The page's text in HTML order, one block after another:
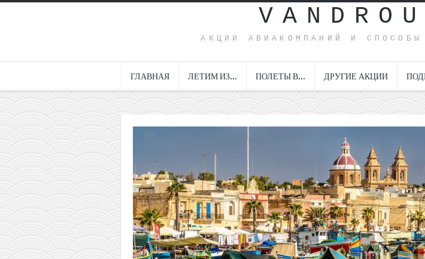
АКЦИИ АВИАКОМПАНИЙ И
ГЛАВНАЯ ЛЕТИМ ИЗ… ПОЛЕТЫ В… ДРУГИЕ АКЦИИ